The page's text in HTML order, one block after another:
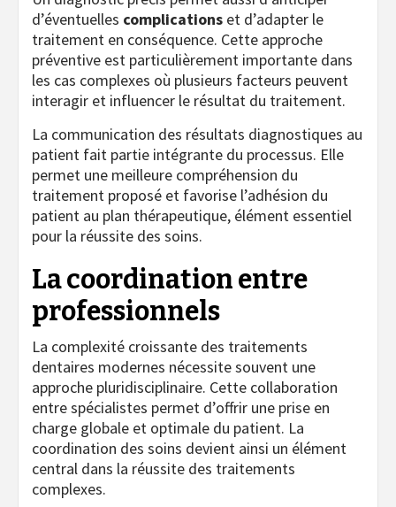
d’éventuelles complications et d’adapter le
traitement en conséquence. Cette approche
préventive est particulièrement importante dans
les cas complexes où plusieurs facteurs peuvent
interagir et influencer le résultat du traitement.
La communication des résultats diagnostiques au
patient fait partie intégrante du processus. Elle
permet une meilleure compréhension du
traitement proposé et favorise l’adhésion du
patient au plan thérapeutique, élément essentiel
pour la réussite des soins.
La coordination entre
professionnels
La complexité croissante des traitements
dentaires modernes nécessite souvent une
approche pluridisciplinaire. Cette collaboration
entre spécialistes permet d’offrir une prise en
charge globale et optimale du patient. La
coordination des soins devient ainsi un élément
central dans la réussite des traitements
complexes.